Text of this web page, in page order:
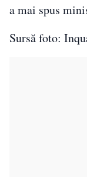
a mai spus
Sursă foto: